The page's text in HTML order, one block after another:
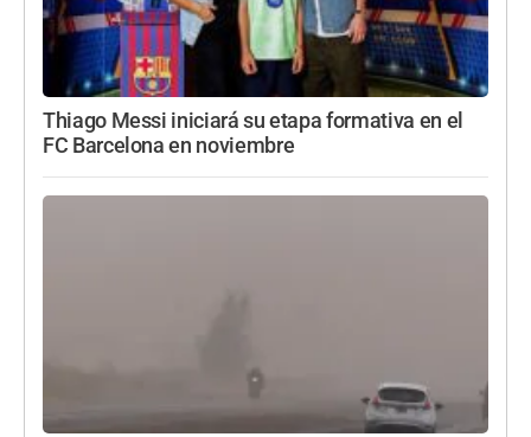
Thiago Messi iniciará su etapa formativa en el
FC Barcelona en noviembre